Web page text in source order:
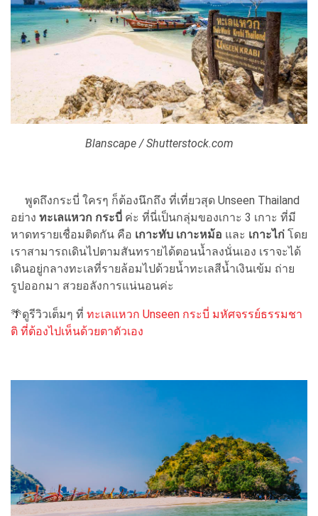
Blanscape / Shutterstock.com
พูดถึงกระบี่ ใครๆ ก็ต้องนึกถึง ที่เที่ยวสุด Unseen Thailand
อย่าง ทะเลแหวก กระบี่ ค่ะ ที่นี่เป็นกลุ่มของเกาะ 3 เกาะ ที่มี
หาดทรายเชื่อมติดกัน คือ เกาะทับ เกาะหม้อ และ เกาะไก่ โดย
เราสามารถเดินไปตามสันทรายได้ตอนน้ำลงนั่นเอง เราจะได้
เดินอยู่กลางทะเลที่รายล้อมไปด้วยน้ำทะเลสีน้ำเงินเข้ม ถ่าย
รูปออกมา สวยอลังการแน่นอนค่ะ
🌴ดูรีวิวเต็มๆ ที่ ทะเลแหวก Unseen กระบี่ มหัศจรรย์ธรรมชา
ติ ที่ต้องไปเห็นด้วยตาตัวเอง